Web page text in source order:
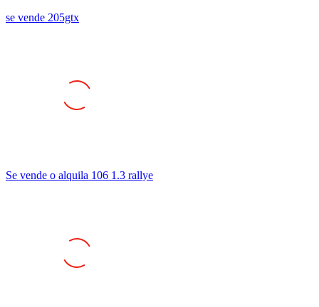
se vende 205gtx
Se vende o alquila 106 1.3 rallye